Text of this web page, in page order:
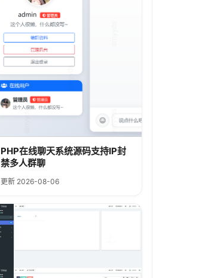
PHP在线聊天系统源码支持IP封
禁多人群聊
更新 2026-08-06